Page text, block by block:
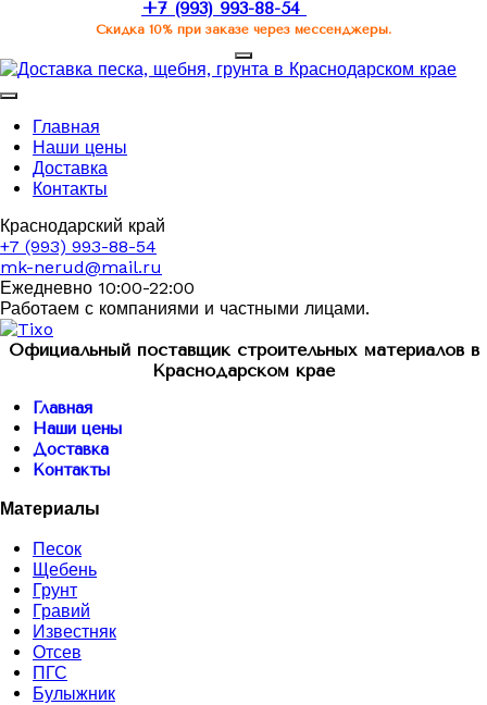
+7 (993) 993-88-54
Скидка 10% при заказе через мессенджеры.
Главная
Наши цены
Доставка
Контакты
Краснодарский край
+7 (993) 993-88-54
mk-nerud@mail.ru
Ежедневно 10:00-22:00
Работаем с компаниями и частными лицами.
Официальный поставщик строительных материалов в
Краснодарском крае
Главная
Наши цены
Доставка
Контакты
Материалы
Песок
Щебень
Грунт
Гравий
Известняк
Отсев
ПГС
Булыжник